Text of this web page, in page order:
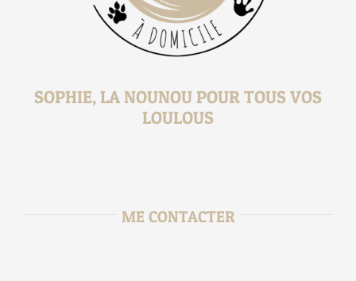
SOPHIE, LA NOUNOU POUR TOUS VOS
LOULOUS
ME CONTACTER